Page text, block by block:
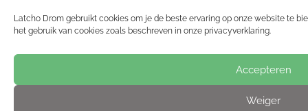
Latcho Drom gebruikt cookies om je de beste ervaring op onze website te
het gebruik van cookies zoals beschreven in onze privacyverklaring.
Accepteren
Weiger